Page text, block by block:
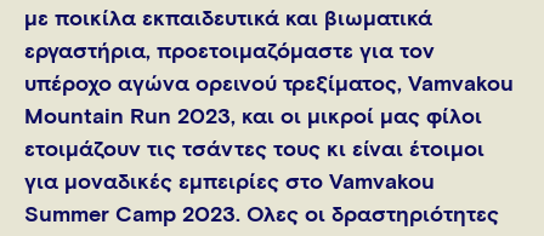
με ποικίλα εκπαιδευτικά και βιωματικά
εργαστήρια, προετοιμαζόμαστε για τον
υπέροχο αγώνα ορεινού τρεξίματος, Vamvakou
Mountain Run 2023, και οι μικροί μας φίλοι
ετοιμάζουν τις τσάντες τους κι είναι έτοιμοι
για μοναδικές εμπειρίες στο Vamvakou
Summer Camp 2023. Όλες οι δραστηριότητες